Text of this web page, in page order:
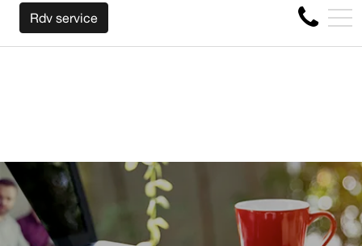
VOTRE AUTO PEU IMPORTE LA MARQUE AVANT LA
4356 Boul Métropolitain E, Montréal, QC, CA H1S 1A2
EN
Rdv service